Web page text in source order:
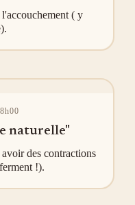
( y
naturelle"
des contractions
!).